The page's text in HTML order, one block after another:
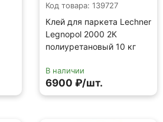
Код товара: 139727
Клей для паркета Lechner
Legnopol 2000 2К
полиуретановый 10 кг
В наличии
6900 ₽/шт.